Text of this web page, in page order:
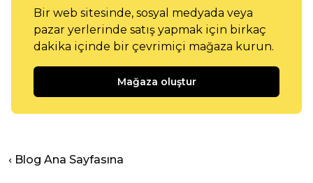
Bir web sitesinde, sosyal medyada veya
pazar yerlerinde satış yapmak için birkaç
dakika içinde bir çevrimiçi mağaza kurun.
Mağaza oluştur
‹ Blog Ana Sayfasına